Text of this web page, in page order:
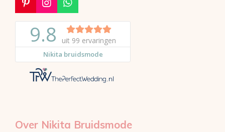
P
i
e
e
I
n
s
t
a
g
r
a
m
W
h
a
t
s
A
p
Over Nikita Bruidsmode